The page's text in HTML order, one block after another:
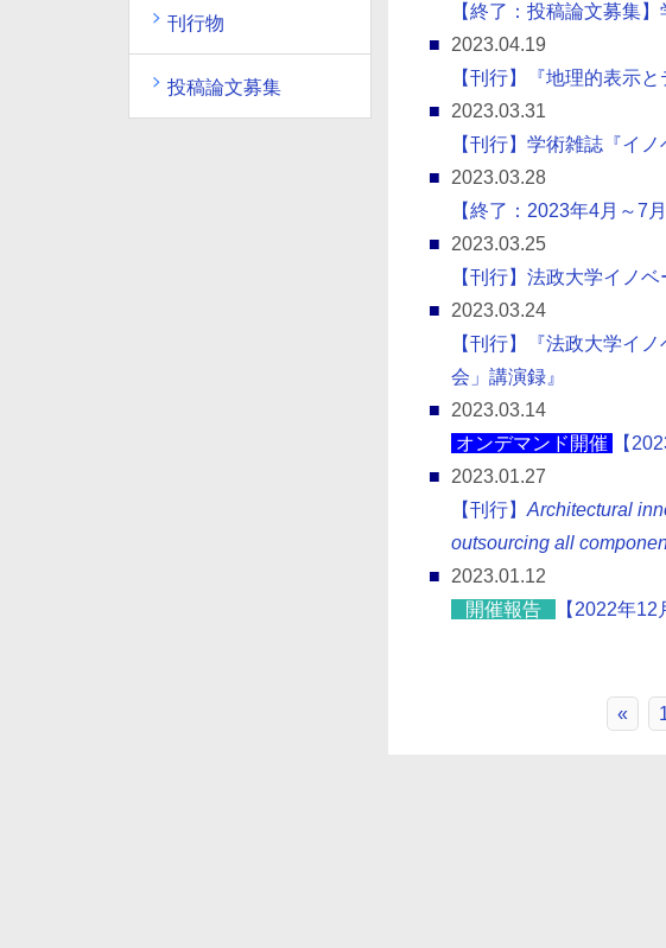
【終了：投稿論文募集
2023.04.19
【刊行】『地理的表示
2023.03.31
【刊行】学術雑誌『イ
2023.03.28
【終了：2023年4月～7
2023.03.25
【刊行】法政大学イノ
2023.03.24
【刊行】『法政大学イ
会」講演録』
2023.03.14
オンデマンド開催
【
2023.01.27
【刊行】 Architectural
outsourcing all
2023.01.12
開催報告
【2022年
«
刊行物
投稿論文募集